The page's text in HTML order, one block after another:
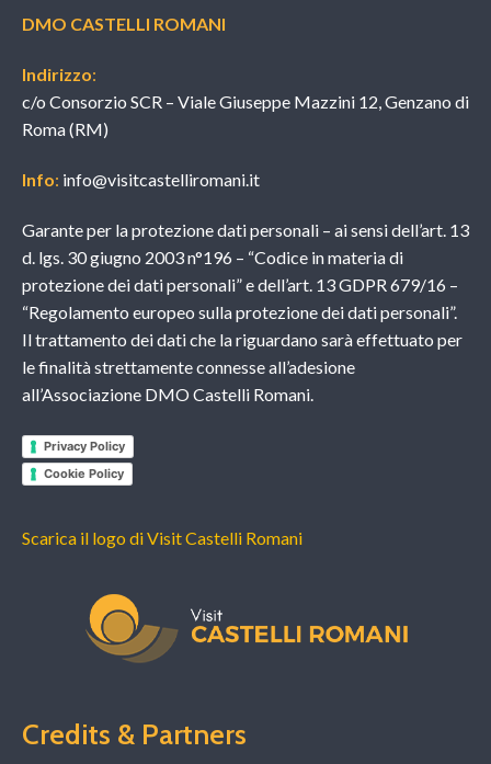
DMO CASTELLI ROMANI
Indirizzo:
c/o Consorzio SCR – Viale Giuseppe Mazzini 12, Genzano di
Roma (RM)
Info: info@visitcastelliromani.it
Garante per la protezione dati personali – ai sensi dell’art. 13
d. lgs. 30 giugno 2003 n°196 – “Codice in materia di
protezione dei dati personali” e dell’art. 13 GDPR 679/16 –
“Regolamento europeo sulla protezione dei dati personali”.
Il trattamento dei dati che la riguardano sarà effettuato per
le finalità strettamente connesse all’adesione
all’Associazione DMO Castelli Romani.
Privacy Policy
Cookie Policy
Scarica il logo di Visit Castelli Romani
Credits & Partners